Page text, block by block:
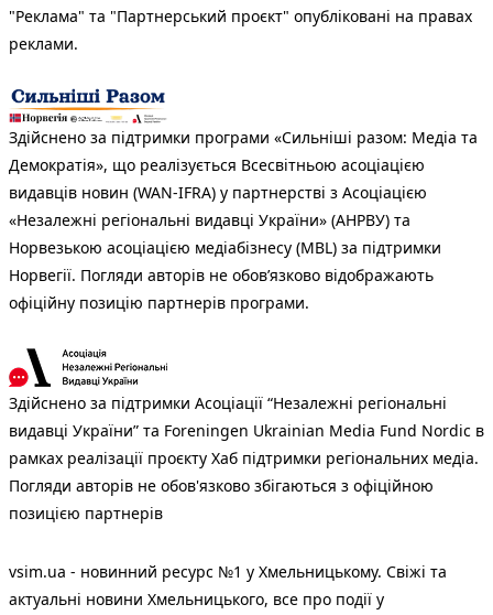
"Реклама" та "Партнерський проєкт" опубліковані на правах
реклами.
Здійснено за підтримки програми «Сильніші разом: Медіа та
Демократія», що реалізується Всесвітньою асоціацією
видавців новин (WAN-IFRA) у партнерстві з Асоціацією
«Незалежні регіональні видавці України» (АНРВУ) та
Норвезькою асоціацією медіабізнесу (MBL) за підтримки
Норвегії. Погляди авторів не обов’язково відображають
офіційну позицію партнерів програми.
Здійснено за підтримки Асоціації “Незалежні регіональні
видавці України” та Foreningen Ukrainian Media Fund Nordic в
рамках реалізації проєкту Хаб підтримки регіональних медіа.
Погляди авторів не обов'язково збігаються з офіційною
позицією партнерів
vsim.ua - новинний ресурс №1 у Хмельницькому. Свіжі та
актуальні новини Хмельницького, все про події у